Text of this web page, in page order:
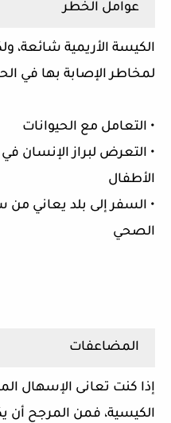
عوامل الخطر
الكيسة الأريمية شائعة،
لمخاطر الإصابة بها في
• التعامل مع الحيوانات
• التعرض لبراز الإنسان
الأطفال
• السفر إلى بلد يعاني
الصحي
المضاعفات
إذا كنت تعانى الإسهال
الكيسية، فمن المرجح أن